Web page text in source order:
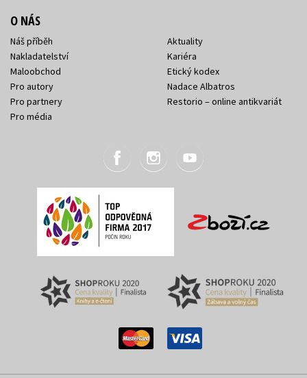
O NÁS
Náš příběh
Nakladatelství
Maloobchod
Pro autory
Pro partnery
Pro média
Aktuality
Kariéra
Etický kodex
Nadace Albatros
Restorio – online antikvariát